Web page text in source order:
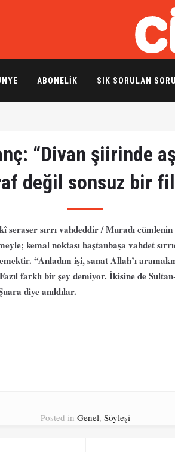
ABONELIK SIK SORULAN
“Divan şiirinde
değil sonsuz bir
sırrı vahdeddir / Muradı
kemal noktası baştanbaşa vahdet
“Anladım işi, sanat Allah’ı
farklı bir şey demiyor. İkisine de
diye anıldılar.
Posted in Genel, Söyleşi